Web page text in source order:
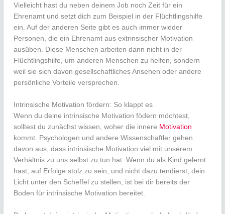
Vielleicht hast du neben deinem Job noch Zeit für ein
Ehrenamt und setzt dich zum Beispiel in der Flüchtlingshilfe
ein. Auf der anderen Seite gibt es auch immer wieder
Personen, die ein Ehrenamt aus extrinsischer Motivation
ausüben. Diese Menschen arbeiten dann nicht in der
Flüchtlingshilfe, um anderen Menschen zu helfen, sondern
weil sie sich davon gesellschaftliches Ansehen oder andere
persönliche Vorteile versprechen.
Intrinsische Motivation fördern: So klappt es
Wenn du deine intrinsische Motivation födern möchtest,
solltest du zunächst wissen, woher die innere Motivation
kommt. Psychologen und andere Wissenschaftler gehen
davon aus, dass intrinsische Motivation viel mit unserem
Verhältnis zu uns selbst zu tun hat. Wenn du als Kind gelernt
hast, auf Erfolge stolz zu sein, und nicht dazu tendierst, dein
Licht unter den Scheffel zu stellen, ist bei dir bereits der
Boden für intrinsische Motivation bereitet.